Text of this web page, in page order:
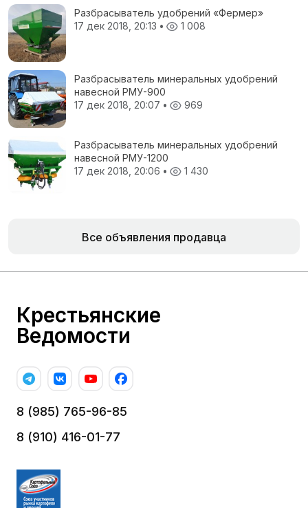
Разбрасыватель удобрений «Фермер»
17 дек 2018, 20:13 • 1 008
Разбрасыватель минеральных удобрений
навесной РМУ-900
17 дек 2018, 20:07 • 969
Разбрасыватель минеральных удобрений
навесной РМУ-1200
17 дек 2018, 20:06 • 1 430
Все объявления продавца
Крестьянские
Ведомости
8 (985) 765-96-85
8 (910) 416-01-77